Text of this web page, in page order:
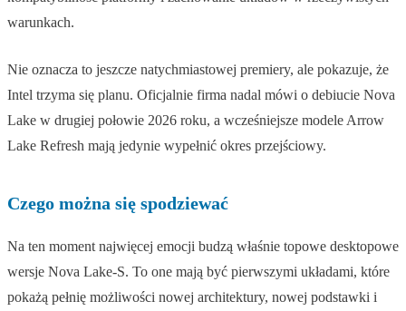
warunkach.
Nie oznacza to jeszcze natychmiastowej premiery, ale pokazuje, że
Intel trzyma się planu. Oficjalnie firma nadal mówi o debiucie Nova
Lake w drugiej połowie 2026 roku, a wcześniejsze modele Arrow
Lake Refresh mają jedynie wypełnić okres przejściowy.
Czego można się spodziewać
Na ten moment najwięcej emocji budzą właśnie topowe desktopowe
wersje Nova Lake-S. To one mają być pierwszymi układami, które
pokażą pełnię możliwości nowej architektury, nowej podstawki i